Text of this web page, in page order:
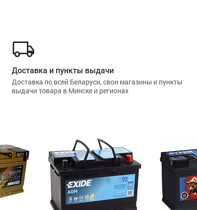
Доставка и пункты выдачи
Доставка по всей Беларуси, свои магазины и пункты
выдачи товара в Минске и регионах